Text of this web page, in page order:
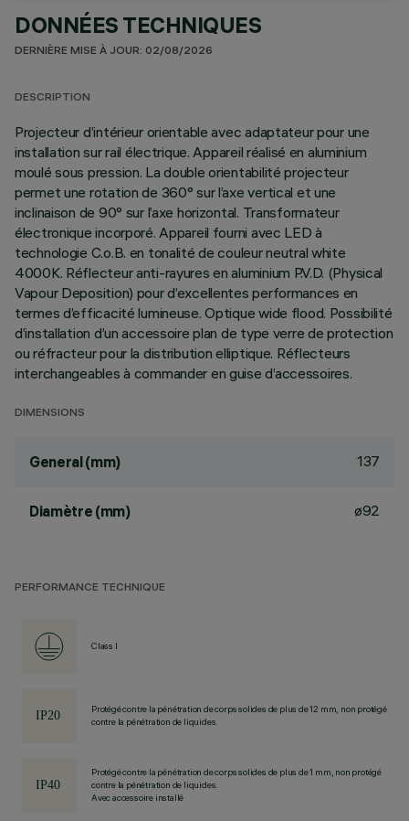
DONNÉES TECHNIQUES
DERNIÈRE MISE À JOUR: 02/08/2026
DESCRIPTION
Projecteur d’intérieur orientable avec adaptateur pour une
installation sur rail électrique. Appareil réalisé en aluminium
moulé sous pression. La double orientabilité projecteur
permet une rotation de 360° sur l’axe vertical et une
inclinaison de 90° sur l’axe horizontal. Transformateur
électronique incorporé. Appareil fourni avec LED à
technologie C.o.B. en tonalité de couleur neutral white
4000K. Réflecteur anti-rayures en aluminium P.V.D. (Physical
Vapour Deposition) pour d’excellentes performances en
termes d’efficacité lumineuse. Optique wide flood. Possibilité
d’installation d’un accessoire plan de type verre de protection
ou réfracteur pour la distribution elliptique. Réflecteurs
interchangeables à commander en guise d’accessoires.
DIMENSIONS
General (mm) 137
Diamètre (mm) ø92
PERFORMANCE TECHNIQUE
Class I
Protégé contre la pénétration de corps solides de plus de 12 mm, non protégé
contre la pénétration de liquides.
Protégé contre la pénétration de corps solides de plus de 1 mm, non protégé
contre la pénétration de liquides.
Avec accessoire installé